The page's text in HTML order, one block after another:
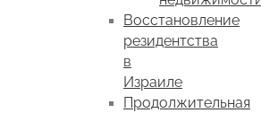
Восстановление
резидентства
в
Израиле
Продолжительная